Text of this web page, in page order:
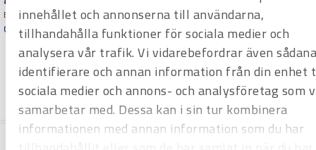
innehållet och annonserna till användarna,
tillhandahålla funktioner för sociala medier och
analysera vår trafik. Vi vidarebefordrar även sådana
identifierare och annan information från din enhet
sociala medier och annons- och analysföretag som
samarbetar med. Dessa kan i sin tur kombinera
informationen med annan information som du har
Ergo. Klinglängd 200 mm
Offertpris
Varuko
Art.nr 2370363
Stjärnskruvmejsel Knipex
PH2
Phillips, isolerad, slim 212mm
Offertpris
Varuko
rg